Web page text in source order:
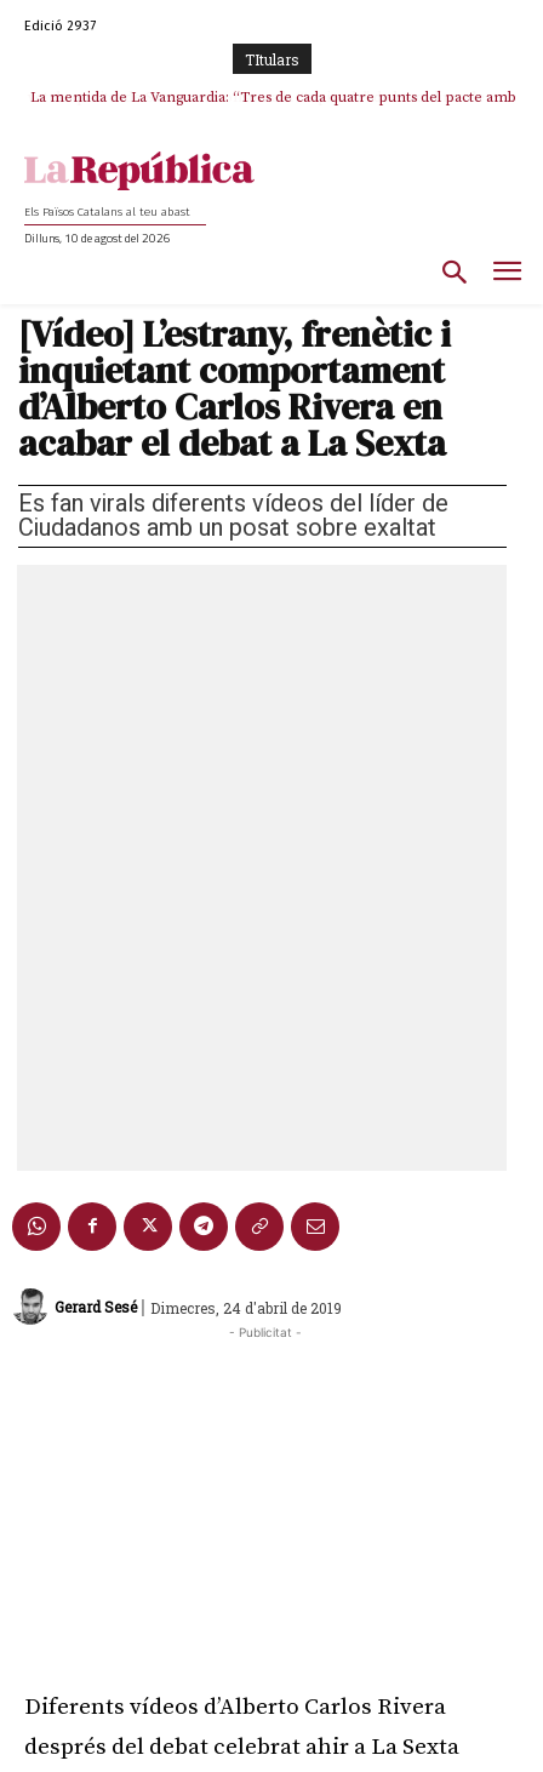
Edició 2937
TItulars
La mentida de La Vanguardia: “Tres de cada quatre punts del pacte amb
Els Països Catalans al teu abast
Dilluns, 10 de agost del 2026
[Vídeo] L’estrany, frenètic i
inquietant comportament
d’Alberto Carlos Rivera en
acabar el debat a La Sexta
Es fan virals diferents vídeos del líder de
Ciudadanos amb un posat sobre exaltat
Gerard Sesé | Dimecres, 24 d'abril de 2019
- Publicitat -
Diferents vídeos d’Alberto Carlos Rivera
després del debat celebrat ahir a La Sexta